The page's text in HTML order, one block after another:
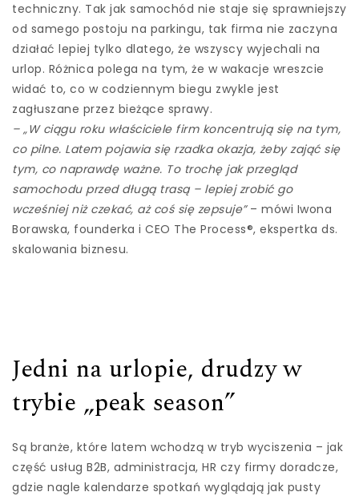
techniczny. Tak jak samochód nie staje się sprawniejszy
od samego postoju na parkingu, tak firma nie zaczyna
działać lepiej tylko dlatego, że wszyscy wyjechali na
urlop. Różnica polega na tym, że w wakacje wreszcie
widać to, co w codziennym biegu zwykle jest
zagłuszane przez bieżące sprawy.
– „W ciągu roku właściciele firm koncentrują się na tym,
co pilne. Latem pojawia się rzadka okazja, żeby zająć się
tym, co naprawdę ważne. To trochę jak przegląd
samochodu przed długą trasą – lepiej zrobić go
wcześniej niż czekać, aż coś się zepsuje”– mówi Iwona
Borawska, founderka i CEO The Process®, ekspertka ds.
skalowania biznesu.
Jedni na urlopie, drudzy w
trybie „peak season”
Są branże, które latem wchodzą w tryb wyciszenia – jak
część usług B2B, administracja, HR czy firmy doradcze,
gdzie nagle kalendarze spotkań wyglądają jak pusty